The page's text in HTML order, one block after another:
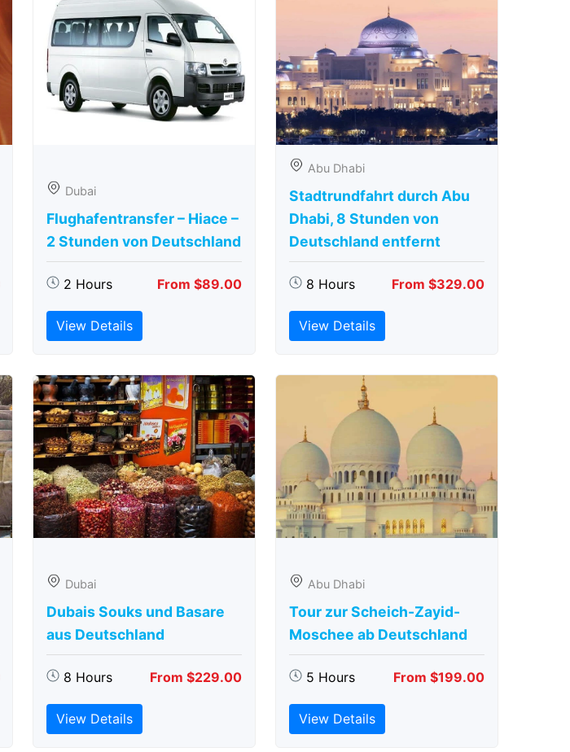
Dubai
Flughafentransfer – Hiace –
2 Stunden von Deutschland
2 Hours From $89.00
View Details
Abu Dhabi
Stadtrundfahrt durch Abu
Dhabi, 8 Stunden von
Deutschland entfernt
8 Hours From $329.00
View Details
Dubai
Dubais Souks und Basare
aus Deutschland
8 Hours From $229.00
View Details
Abu Dhabi
Tour zur Scheich-Zayid-
Moschee ab Deutschland
5 Hours From $199.00
View Details